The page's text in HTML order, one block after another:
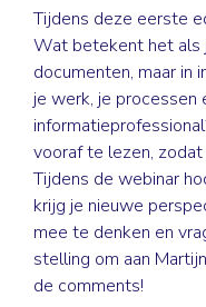
Tijdens deze eerste
Wat betekent het als
documenten, maar in
je werk, je processen
vooraf te lezen,
Tijdens de webinar
krijg je nieuwe
mee te denken en
stelling om aan
de comments!